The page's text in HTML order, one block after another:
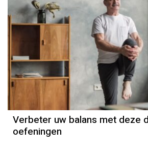
Verbeter uw balans met deze
oefeningen